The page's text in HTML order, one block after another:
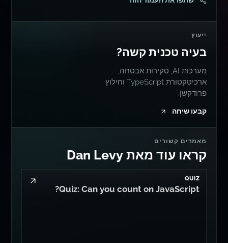
ייעוץ
בעיה טכנית קשה?
מערכות AI, סקירות אבטחה,
ארכיטקטורת TypeScript וחילוץ
פרודקשן.
קבעו שיחה
מאמרים קשורים
קראו עוד מאת Dan Levy
QUIZ
Quiz: Can you count on JavaScript?